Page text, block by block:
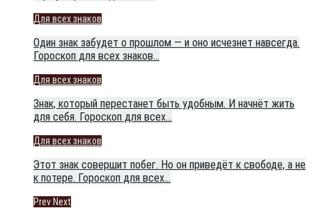
Для всех знаков
Один знак забудет о прошлом — и оно исчезнет навсегда.
Гороскоп для всех знаков…
Для всех знаков
Знак, который перестанет быть удобным. И начнёт жить
для себя. Гороскоп для всех…
Для всех знаков
Этот знак совершит побег. Но он приведёт к свободе, а не
к потере. Гороскоп для всех…
Prev Next